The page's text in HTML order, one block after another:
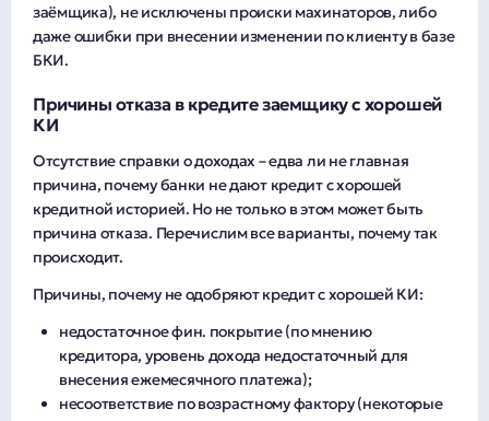
заёмщика), не исключены происки махинаторов, либо
даже ошибки при внесении изменении по клиенту в базе
БКИ.
Причины отказа в кредите заемщику с хорошей
КИ
Отсутствие справки о доходах – едва ли не главная
причина, почему банки не дают кредит с хорошей
кредитной историей. Но не только в этом может быть
причина отказа. Перечислим все варианты, почему так
происходит.
Причины, почему не одобряют кредит с хорошей КИ:
недостаточное фин. покрытие (по мнению
кредитора, уровень дохода недостаточный для
внесения ежемесячного платежа);
несоответствие по возрастному фактору (некоторые